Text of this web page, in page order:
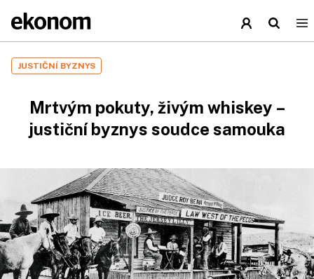
JUSTIČNÍ BYZNYS
Mrtvým pokuty, živým whiskey –
justiční byznys soudce samouka